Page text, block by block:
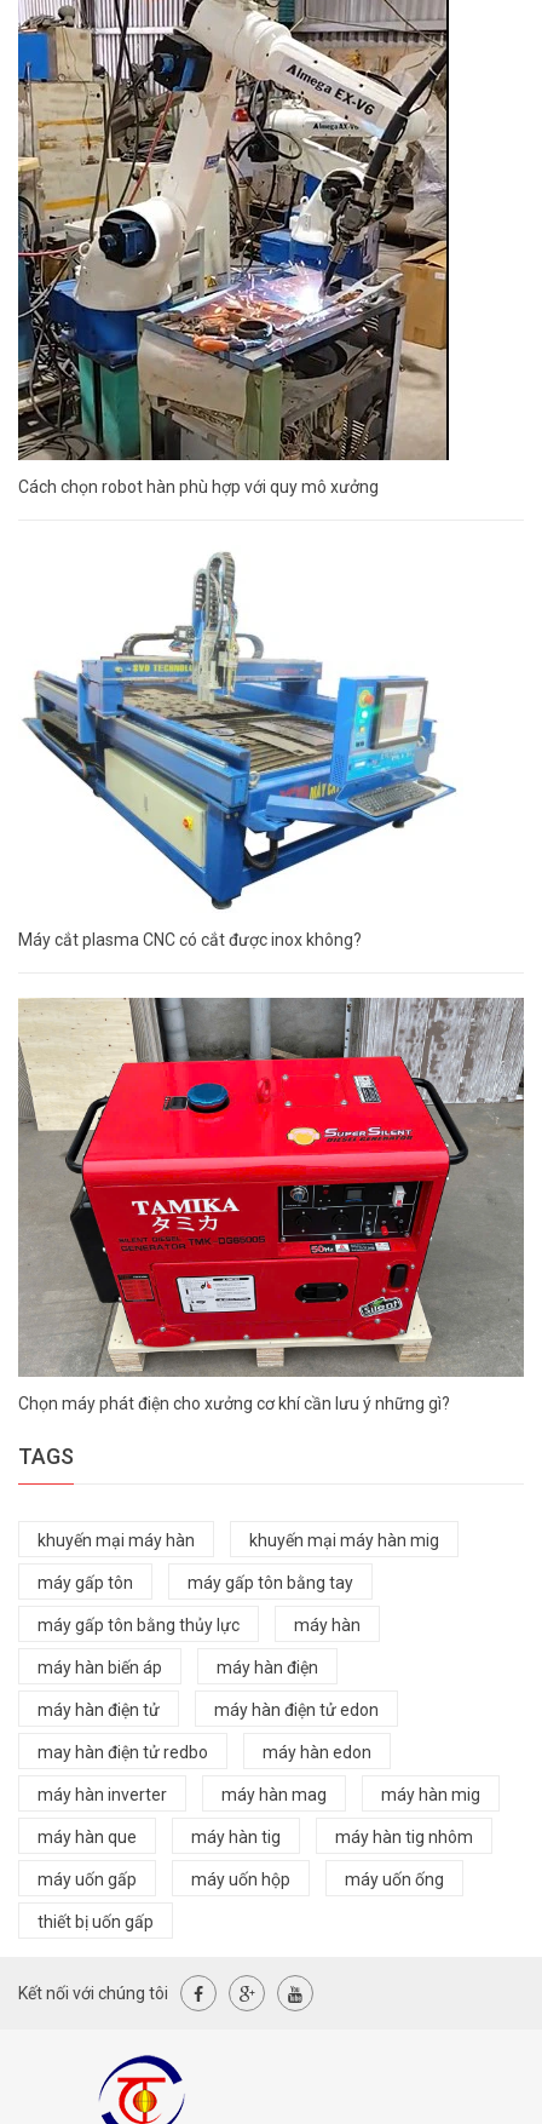
Cách chọn robot hàn phù hợp với quy mô xưởng
Máy cắt plasma CNC có cắt được inox không?
Chọn máy phát điện cho xưởng cơ khí cần lưu ý những gì?
TAGS
khuyến mại máy hàn khuyến mại máy hàn mig
máy gấp tôn máy gấp tôn bằng tay
máy gấp tôn bằng thủy lực máy hàn
máy hàn biến áp máy hàn điện
máy hàn điện tử máy hàn điện tử edon
may hàn điện tử redbo máy hàn edon
máy hàn inverter máy hàn mag máy hàn mig
máy hàn que máy hàn tig máy hàn tig nhôm
máy uốn gấp máy uốn hộp máy uốn ống
thiết bị uốn gấp
Kết nối với chúng tôi